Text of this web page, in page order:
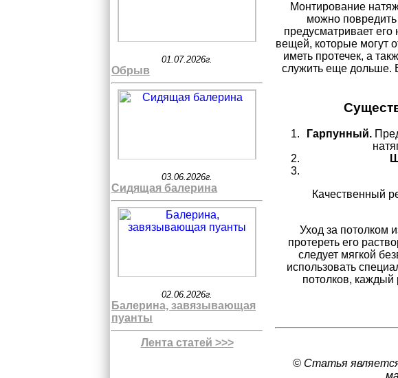
Монтирование
можно повредить
предусматривает
вещей, которые могут
иметь протечек, а
служить еще дольше.
Гарпунный.
Качественный
Уход за потолком
протереть его
следует мягкой
использовать
потолков, каждый
© Статья
01.07.2026г.
Обрыв
03.06.2026г.
Сидящая балерина
02.06.2026г.
Балерина, завязывающая
пуанты
Лента статей >>>